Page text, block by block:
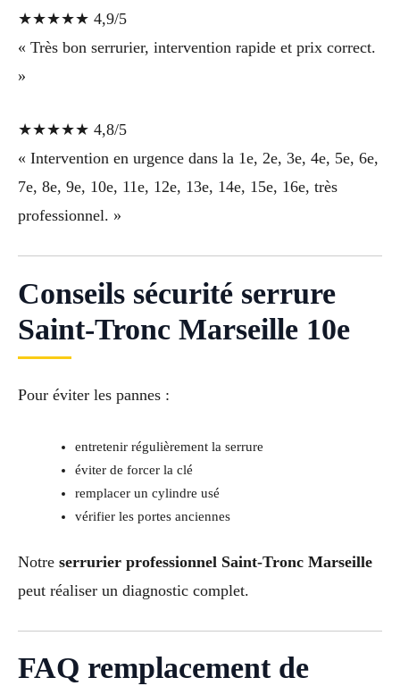
★★★★★ 4,9/5
« Très bon serrurier, intervention rapide et prix correct.
»
★★★★★ 4,8/5
« Intervention en urgence dans la 1e, 2e, 3e, 4e, 5e, 6e,
7e, 8e, 9e, 10e, 11e, 12e, 13e, 14e, 15e, 16e, très
professionnel. »
Conseils sécurité serrure
Saint-Tronc Marseille 10e
Pour éviter les pannes :
entretenir régulièrement la serrure
éviter de forcer la clé
remplacer un cylindre usé
vérifier les portes anciennes
Notre serrurier professionnel Saint-Tronc Marseille
peut réaliser un diagnostic complet.
FAQ remplacement de